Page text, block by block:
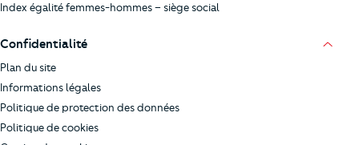
Index égalité femmes-hommes – siège social
Confidentialité
Plan du site
Informations légales
Politique de protection des données
Politique de cookies